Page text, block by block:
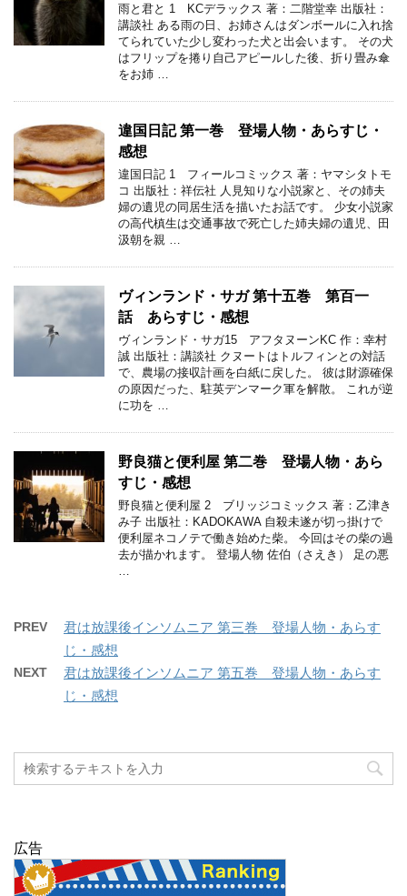
雨と君と 1 KCデラックス 著：二階堂幸 出版社：
講談社 ある雨の日、お姉さんはダンボールに入れ捨
てられていた少し変わった犬と出会います。 その犬
はフリップを捲り自己アピールした後、折り畳み傘
をお姉 …
違国日記 第一巻 登場人物・あらすじ・
感想
違国日記 1 フィールコミックス 著：ヤマシタトモ
コ 出版社：祥伝社 人見知りな小説家と、その姉夫
婦の遺児の同居生活を描いたお話です。 少女小説家
の高代槙生は交通事故で死亡した姉夫婦の遺児、田
汲朝を親 …
ヴィンランド・サガ 第十五巻 第百一
話 あらすじ・感想
ヴィンランド・サガ15 アフタヌーンKC 作：幸村
誠 出版社：講談社 クヌートはトルフィンとの対話
で、農場の接収計画を白紙に戻した。 彼は財源確保
の原因だった、駐英デンマーク軍を解散。 これが逆
に功を …
野良猫と便利屋 第二巻 登場人物・あら
すじ・感想
野良猫と便利屋 2 ブリッジコミックス 著：乙津き
み子 出版社：KADOKAWA 自殺未遂が切っ掛けで
便利屋ネコノテで働き始めた柴。 今回はその柴の過
去が描かれます。 登場人物 佐伯（さえき） 足の悪
PREV
君は放課後インソムニア 第三巻 登場人物・あらす
じ・感想
NEXT
君は放課後インソムニア 第五巻 登場人物・あらす
じ・感想
広告